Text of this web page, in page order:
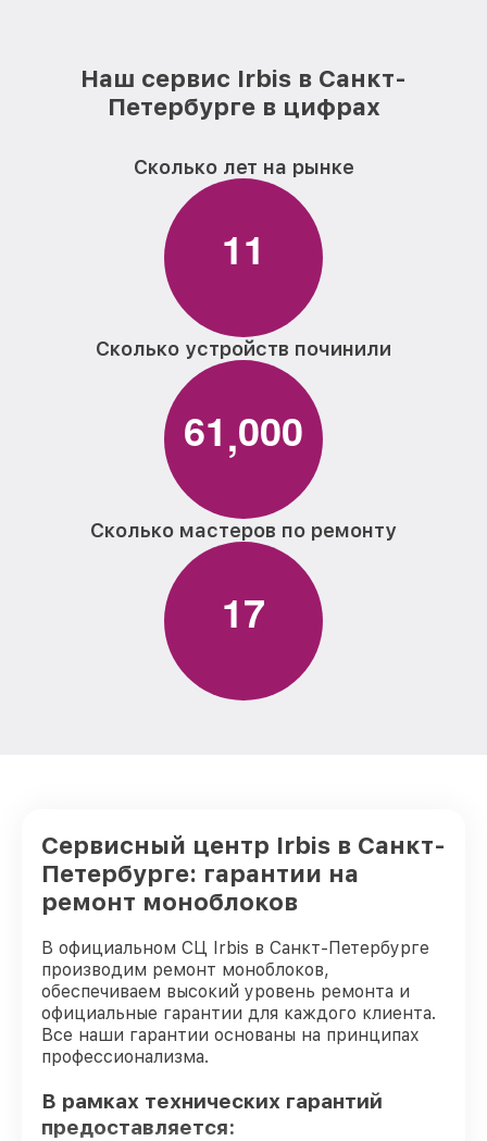
Наш сервис Irbis в Санкт-
Петербурге в цифрах
Сколько лет на рынке
11
Сколько устройств починили
61,000
Сколько мастеров по ремонту
17
Сервисный центр Irbis в Санкт-
Петербурге: гарантии на
ремонт моноблоков
В официальном СЦ Irbis в Санкт-Петербурге
производим ремонт моноблоков,
обеспечиваем высокий уровень ремонта и
официальные гарантии для каждого клиента.
Все наши гарантии основаны на принципах
профессионализма.
В рамках технических гарантий
предоставляется: